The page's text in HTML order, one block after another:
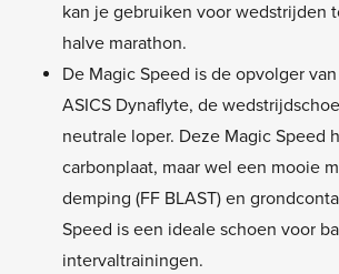
kan je gebruiken voor wedstrijden
halve marathon.
De Magic Speed is de opvolger
ASICS Dynaflyte, de
neutrale loper. Deze Magic Speed
carbonplaat, maar wel een mooie
demping (FF BLAST) en
Speed is een ideale schoen voor
intervaltrainingen.